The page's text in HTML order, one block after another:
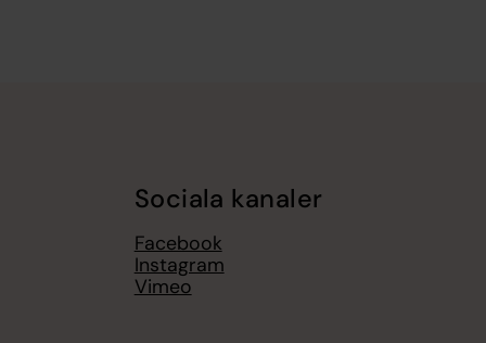
Sociala kanaler
Facebook
Instagram
Vimeo